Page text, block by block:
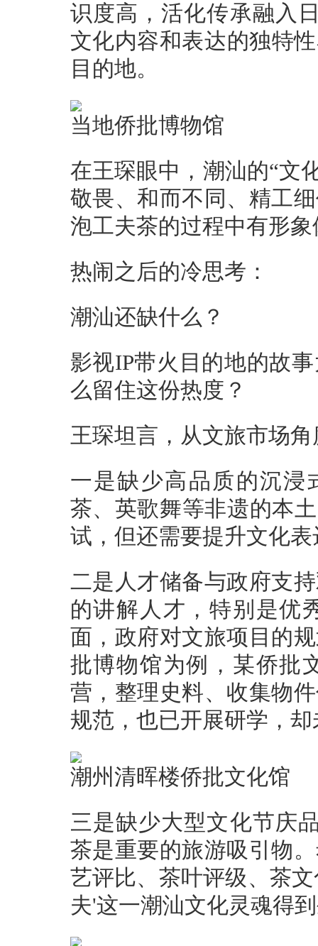
识度高，活化传承融入
文化内容和表达的独特
目的地。
当地侨批博物馆
在王琛眼中，潮汕的“文
敬畏、和而不同、精工
泡工夫茶的过程中有形象
热闹之后的冷思考：
潮汕还缺什么？
影视IP带火目的地的故
么留住这份热度？
王琛坦言，从文旅市场
一是缺少高品质的沉浸
茶、英歌舞等非遗的本
试，但还需要提升文化
二是人才储备与政府支
的讲解人才，特别是优
面，政府对文旅项目的
批博物馆为例，某侨批
营，整理史料、收集物
规范，也已开展研学，
潮州清晖楼侨批文化馆
三是缺少大型文化节庆
茶是重要的旅游吸引物
艺评比、茶叶评级、茶
夫'这一潮汕文化灵魂得